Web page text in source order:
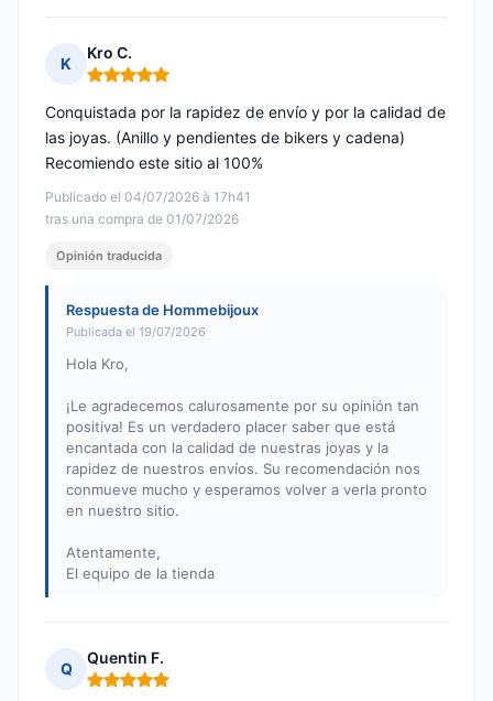
K
Kro C.
Nota: 5 de 5
Publicado el 04/07/2026 à 17h41
tras una compra de 01/07/2026
Conquistada por la rapidez de envío y por la calidad de
las joyas. (Anillo y pendientes de bikers y cadena)
Recomiendo este sitio al 100%
Opinión traducida
Respuesta de Hommebijoux
Publicada el 19/07/2026
Hola Kro,
¡Le agradecemos calurosamente por su opinión tan
positiva! Es un verdadero placer saber que está
encantada con la calidad de nuestras joyas y la
rapidez de nuestros envíos. Su recomendación nos
conmueve mucho y esperamos volver a verla pronto
en nuestro sitio.
Atentamente,
El equipo de la tienda
Q
Quentin F.
Nota: 5 de 5